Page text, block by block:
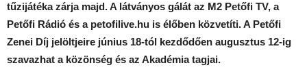
tűzijátéka zárja majd. A látványos gálát az M2 Petőfi TV, a
Petőfi Rádió és a petofilive.hu is élőben közvetíti. A Petőfi
Zenei Díj jelöltjeire június 18-tól kezdődően augusztus 12-ig
szavazhat a közönség és az Akadémia tagjai.